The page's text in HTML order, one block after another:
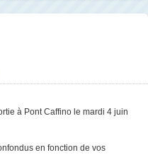
à Pont Caffino le mardi 4 juin
en fonction de vos